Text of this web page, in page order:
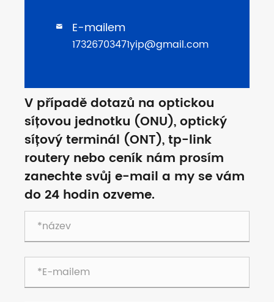
 E-mailem
17326703471yip@gmail.com
V případě dotazů na optickou
síťovou jednotku (ONU), optický
síťový terminál (ONT), tp-link
routery nebo ceník nám prosím
zanechte svůj e-mail a my se vám
do 24 hodin ozveme.